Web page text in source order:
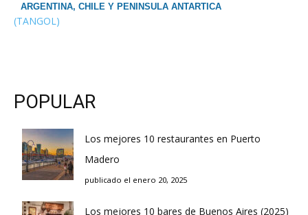
ARGENTINA, CHILE Y PENINSULA ANTARTICA
(TANGOL)
POPULAR
Los mejores 10 restaurantes en Puerto
Madero
publicado el enero 20, 2025
Los mejores 10 bares de Buenos Aires (2025)